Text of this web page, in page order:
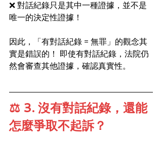
❌ 對話紀錄只是其中一種證據，並不是
唯一的決定性證據！
因此，「有對話紀錄 = 無罪」的觀念其
實是錯誤的！ 即使有對話紀錄，法院仍
然會審查其他證據，確認真實性。
⚖️ 3. 沒有對話紀錄，還能
怎麼爭取不起訴？